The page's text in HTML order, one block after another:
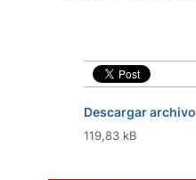
Descargar archivo
119,83 kB